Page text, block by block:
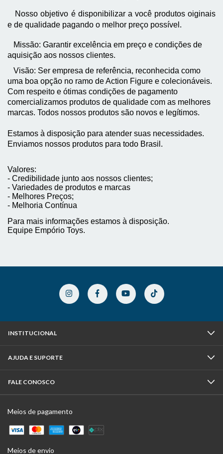
Nosso objetivo é disponibilizar a você produtos oiginais
e de qualidade pagando o melhor preço possível.
Missão: Garantir excelência em preço e condições de
aquisição aos nossos clientes.
Visão: Ser empresa de referência, reconhecida como
uma boa opção no ramo de Action Figure e colecionáveis.
Com respeito e ótimas condições de pagamento
comercializamos produtos de qualidade com as melhores
marcas. Todos nossos produtos são novos e legítimos.
Estamos à disposição para atender suas necessidades.
Enviamos nossos produtos para todo Brasil.
Valores:
- Credibilidade junto aos nossos clientes;
- Variedades de produtos e marcas
- Melhores Preços;
- Melhoria Contínua
Para mais informações estamos à disposição.
Equipe Empório Toys.
INSTITUCIONAL
AJUDA E SUPORTE
FALE CONOSCO
Meios de pagamento
Meios de envio